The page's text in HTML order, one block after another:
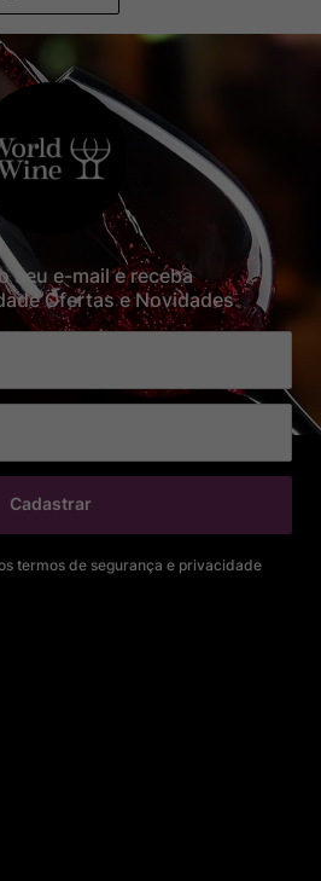
seu e-mail e receba
Ofertas e Novidades
Cadastrar
termos de segurança e privacidade